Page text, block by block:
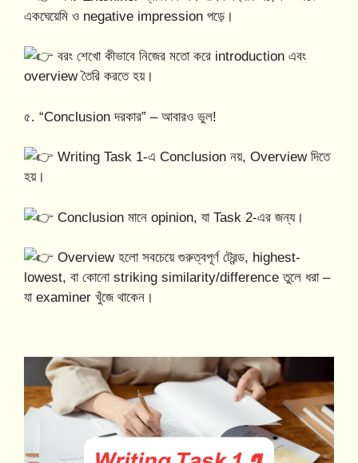
একঘেয়েমি ও negative impression পড়ে।
বরং শেখো কীভাবে নিজের মতো করে introduction এবং
overview তৈরি করতে হয়।
৫. “Conclusion দরকার” – আবারও ভুল!
Writing Task 1-এ Conclusion নয়, Overview দিতে
হয়।
Conclusion মানে opinion, যা Task 2-এর জন্য।
Overview হলো সবচেয়ে গুরুত্বপূর্ণ ট্রেন্ড, highest-
lowest, বা কোনো striking similarity/difference তুলে ধরা –
যা examiner খুঁজে থাকেন।